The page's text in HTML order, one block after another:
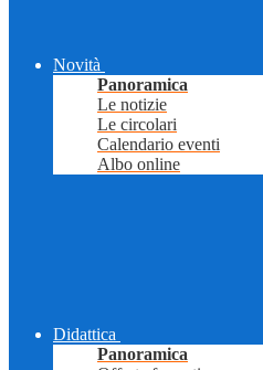
Novità
Panoramica
Le notizie
Le circolari
Calendario eventi
Albo online
Didattica
Panoramica